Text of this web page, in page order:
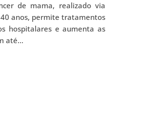
de mama, realizado via
anos, permite tratamentos
hospitalares e aumenta as
até…